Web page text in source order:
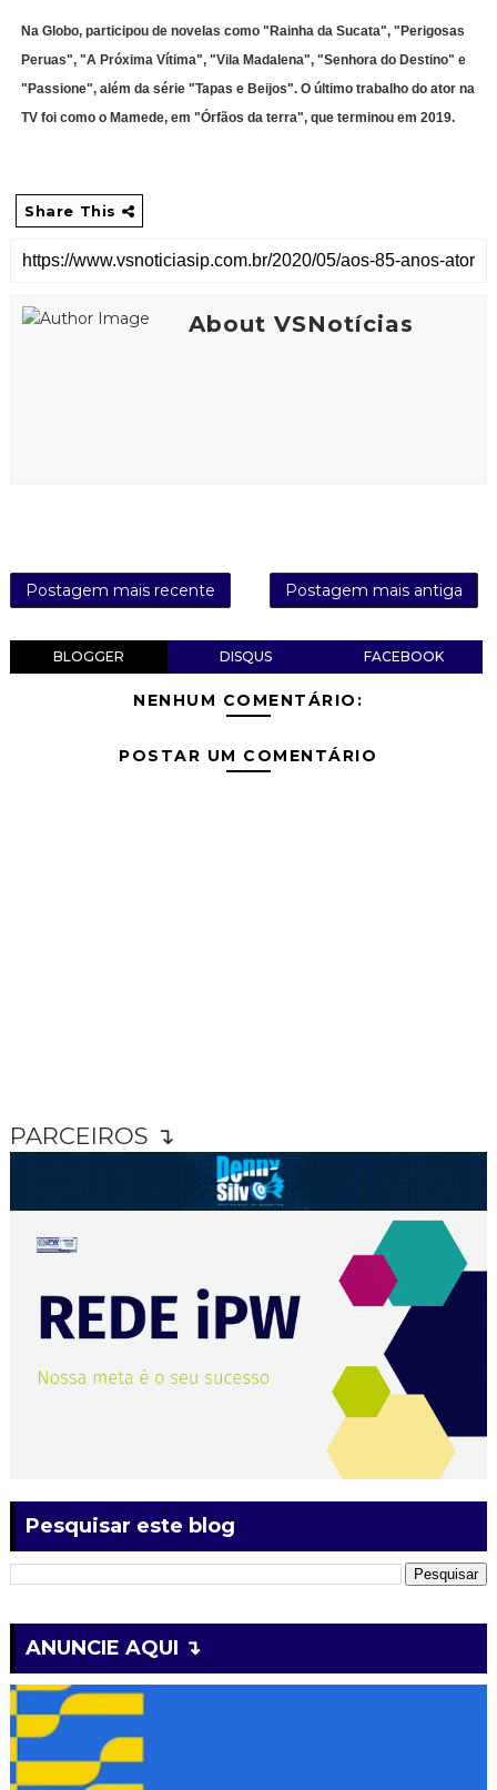
Na Globo, participou de novelas como "Rainha da Sucata", "Perigosas
Peruas", "A Próxima Vítima", "Vila Madalena", "Senhora do Destino" e
"Passione", além da série "Tapas e Beijos". O último trabalho do ator na
TV foi como o Mamede, em "Órfãos da terra", que terminou em 2019.
Share This
About VSNotícias
Postagem mais recente Postagem mais antiga
BLOGGER DISQUS FACEBOOK
NENHUM COMENTÁRIO:
POSTAR UM COMENTÁRIO
PARCEIROS ↴
Pesquisar este blog
ANUNCIE AQUI ↴